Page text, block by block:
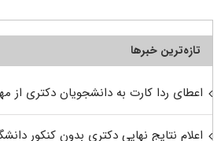
تازه‌ترین خبرها
اعطای ردا کارت به دانشجویان دکتری از مهر
اعلام نتایج نهایی دکتری بدون کنکور دانشگاه